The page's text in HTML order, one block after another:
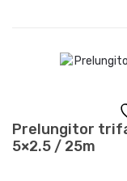
Prelungitor
5×2.5 / 25m